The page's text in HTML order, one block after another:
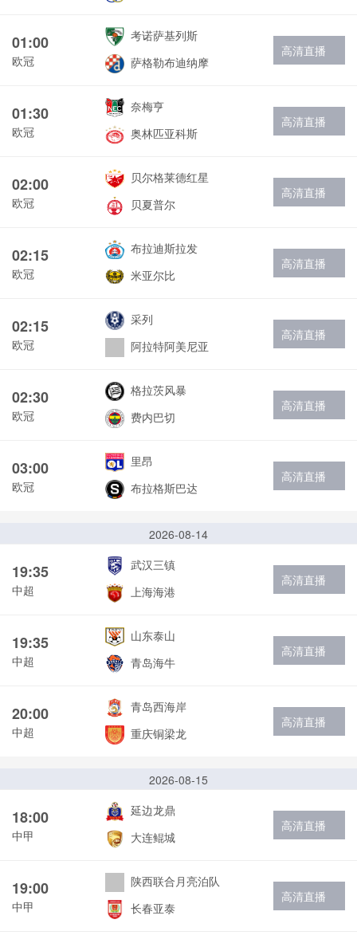
01:00
欧冠
考诺萨基列斯
萨格勒布迪纳摩
高清直播
01:30
欧冠
奈梅亨
奥林匹亚科斯
高清直播
02:00
欧冠
贝尔格莱德红星
贝夏普尔
高清直播
02:15
欧冠
布拉迪斯拉发
米亚尔比
高清直播
02:15
欧冠
采列
阿拉特阿美尼亚
高清直播
02:30
欧冠
格拉茨风暴
费内巴切
高清直播
03:00
欧冠
里昂
布拉格斯巴达
高清直播
2026-08-14
19:35
中超
武汉三镇
上海海港
高清直播
19:35
中超
山东泰山
青岛海牛
高清直播
20:00
中超
青岛西海岸
重庆铜梁龙
高清直播
2026-08-15
18:00
中甲
延边龙鼎
大连鲲城
高清直播
19:00
中甲
陕西联合月亮泊队
长春亚泰
高清直播